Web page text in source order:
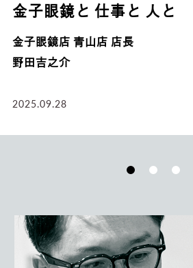
金子眼鏡と 仕事と 人と
金子眼鏡店 青山店 店長
野田吉之介
2025.09.28